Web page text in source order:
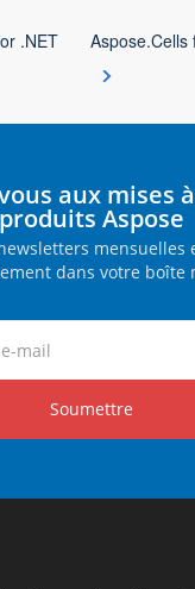
.NET
Aspose.Cells
aux mises
produits Aspose
mensuelles
dans votre boîte
Soumettre